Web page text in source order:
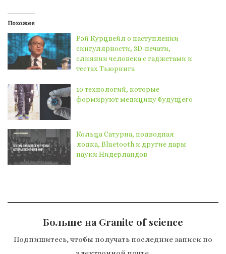
Похожее
Рэй Курцвейл о наступлении
сингулярности, 3D-печати,
слиянии человека с гаджетами и
тестах Тьюринга
10 технологий, которые
формируют медицину будущего
Кольца Сатурна, подводная
лодка, Bluetooth и другие дары
науки Нидерландов
Больше на Granite of science
Подпишитесь, чтобы получать последние записи по